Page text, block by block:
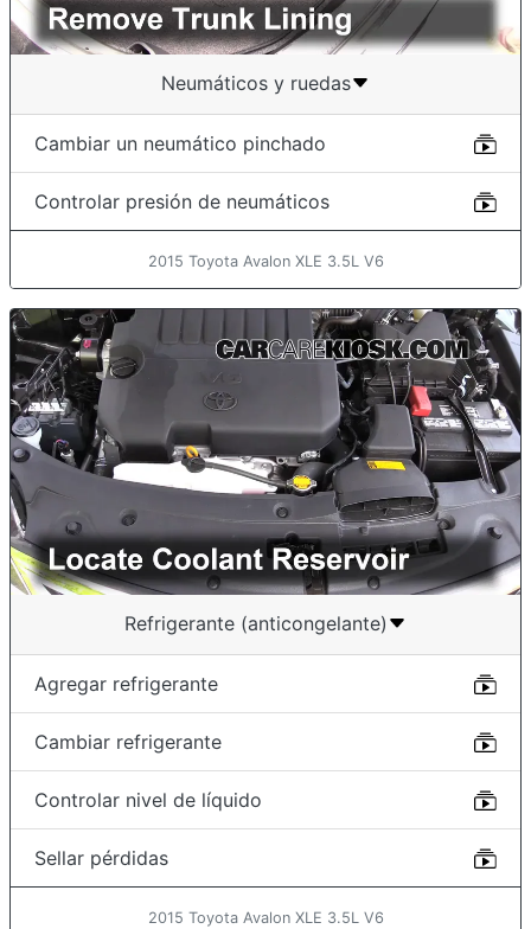
Neumáticos y ruedas
Cambiar un neumático pinchado
Controlar presión de neumáticos
2015 Toyota Avalon XLE 3.5L V6
Refrigerante (anticongelante)
Agregar refrigerante
Cambiar refrigerante
Controlar nivel de líquido
Sellar pérdidas
2015 Toyota Avalon XLE 3.5L V6